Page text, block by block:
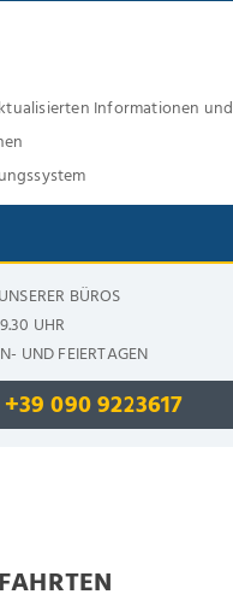
Informationen und
BÜROS
UHR
UND FEIERTAGEN
+39 090 9223617